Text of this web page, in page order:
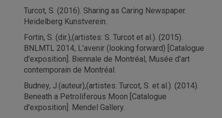
Turcot, S. (2016). Sharing as Caring Newspaper.
Heidelberg Kunstverein.
Fortin, S. (dir.),(artistes: S. Turcot et al.). (2015).
BNLMTL 2014, L’avenir (looking forward) [Catalogue
d'exposition]. Biennale de Montréal, Musée d’art
contemporain de Montréal.
Budney, J.(auteur),(artistes: Turcot, S. et al.). (2014).
Beneath a Petroliferous Moon [Catalogue
d'exposition]. Mendel Gallery.